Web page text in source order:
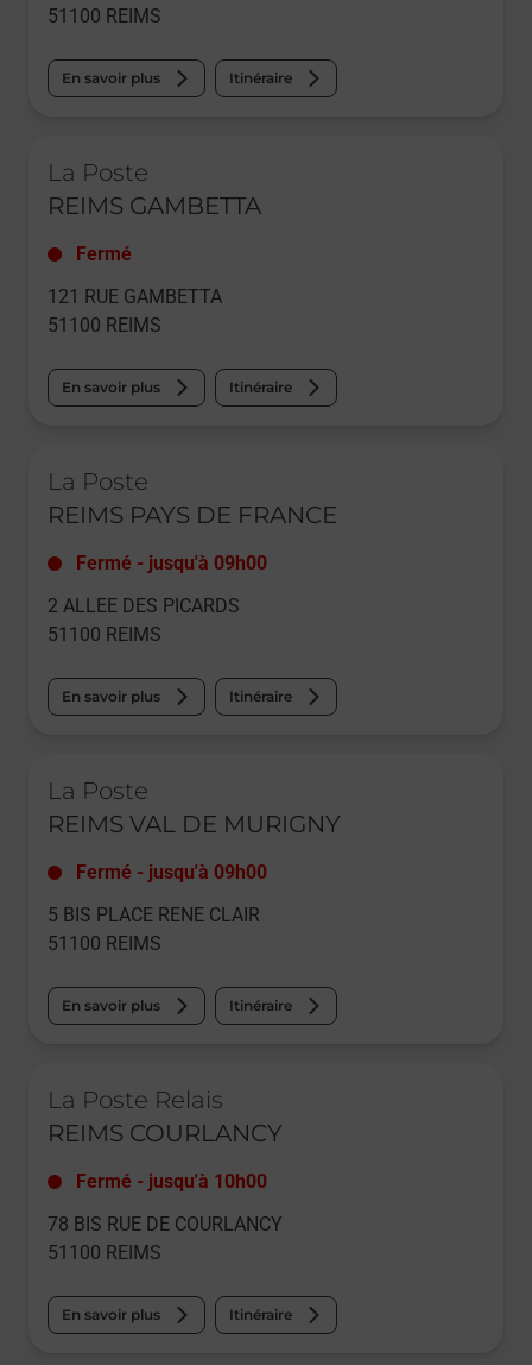
51100 REIMS
En savoir plus Itinéraire
La Poste
REIMS GAMBETTA
Fermé
121 RUE GAMBETTA
51100 REIMS
En savoir plus Itinéraire
La Poste
REIMS PAYS DE FRANCE
Fermé - jusqu'à 09h00
2 ALLEE DES PICARDS
51100 REIMS
En savoir plus Itinéraire
La Poste
REIMS VAL DE MURIGNY
Fermé - jusqu'à 09h00
5 BIS PLACE RENE CLAIR
51100 REIMS
En savoir plus Itinéraire
La Poste Relais
REIMS COURLANCY
Fermé - jusqu'à 10h00
78 BIS RUE DE COURLANCY
51100 REIMS
En savoir plus Itinéraire